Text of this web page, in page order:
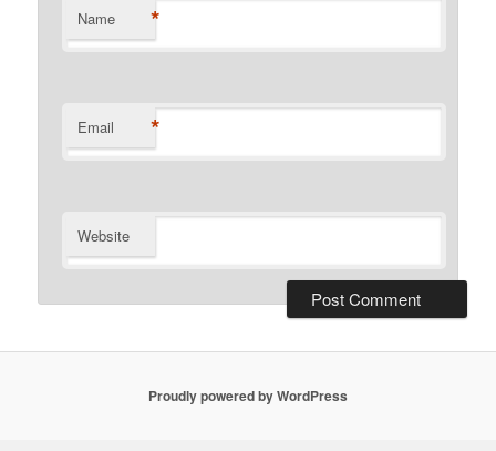
Name *
Email *
Website
Proudly powered by WordPress